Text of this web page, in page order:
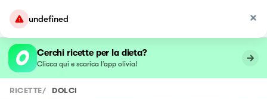
undefined
Cerchi ricette per la dieta?
Clicca qui e scarica l’app olivia!
RICETTE/ DOLCI